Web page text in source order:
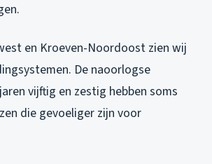
en Kroeven-Noordoost zien wij
De naoorlogse
vijftig en zestig hebben soms
die gevoeliger zijn voor